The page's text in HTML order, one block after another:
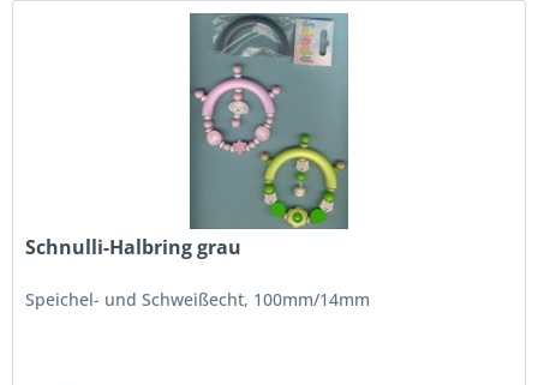
Schnulli-Halbring grau
Speichel- und Schweißecht, 100mm/14mm